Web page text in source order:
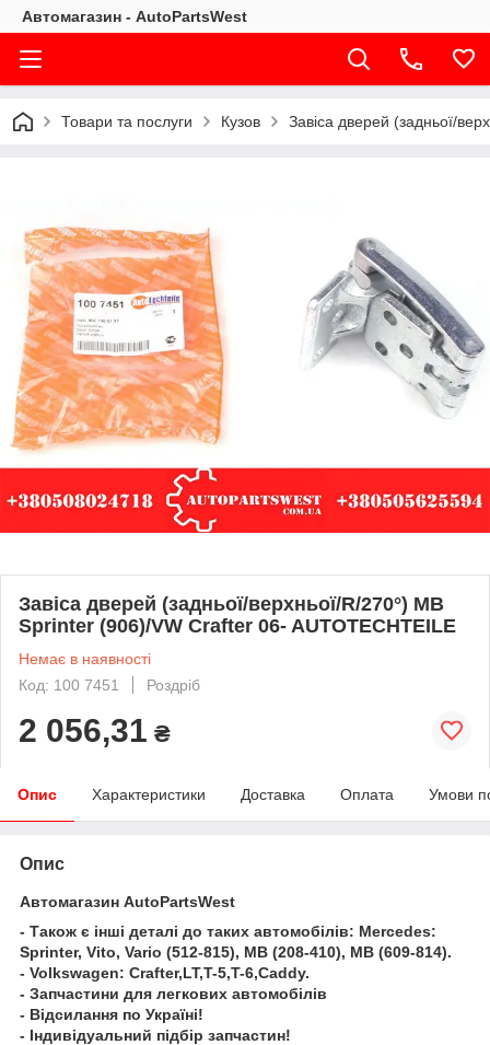
Автомагазин - AutoPartsWest
Товари та послуги Кузов Завіса дверей (задньої/
Завіса дверей (задньої/верхньої/R/270°) MB
Sprinter (906)/VW Crafter 06- AUTOTECHTEILE
Немає в наявності
Код: 100 7451
Роздріб
2 056,31 ₴
Опис Характеристики Доставка Оплата Умови
Опис
Автомагазин AutoPartsWest
- Також є інші деталі до таких автомобілів: Mercedes:
Sprinter, Vito, Vario (512-815), MB (208-410), MB (609-814).
- Volkswagen: Crafter,LT,T-5,T-6,Caddy.
- Запчастини для легкових автомобілів
- Відсилання по Україні!
- Індивідуальний підбір запчастин!